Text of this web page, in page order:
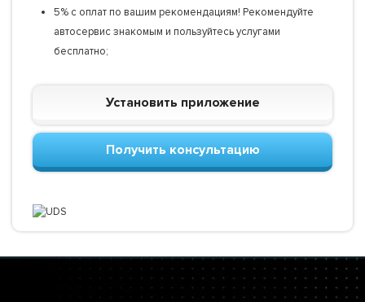
5% с оплат по вашим рекомендациям! Рекомендуйте
автосервис знакомым и пользуйтесь услугами
бесплатно;
Установить приложение
Получить консультацию